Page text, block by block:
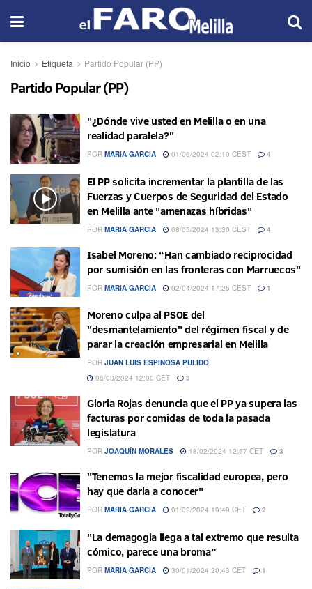
Inicio Etiqueta Partido Popular (PP)
Partido Popular (PP)
"¿Dónde vive usted en Melilla o en una
realidad paralela?"
POR MARIA GARCIA 01/06/2024 02:10 CEST 4
El PP solicita incrementar la plantilla de las
Fuerzas y Cuerpos de Seguridad del Estado
en Melilla ante "amenazas híbridas"
POR MARIA GARCIA 08/05/2024 13:30 CEST 4
Isabel Moreno: “Han cambiado reciprocidad
por sumisión en las fronteras con Marruecos"
POR MARIA GARCIA 02/04/2024 17:25 CEST 1
Moreno culpa al PSOE del
"desmantelamiento" del régimen fiscal y de
parar la creación empresarial en Melilla
POR JUAN LUIS ESPINOSA PULIDO
06/03/2024 12:00 CET
3
Gloria Rojas denuncia que el PP ya supera las
facturas por comidas de toda la pasada
legislatura
POR JOAQUÍN MORALES 18/02/2024 12:57 CET 3
"Tenemos la mejor fiscalidad europea, pero
hay que darla a conocer"
POR MARIA GARCIA 01/02/2024 19:49 CET 2
"La demagogia llega a tal extremo que resulta
cómico, parece una broma”
POR MARIA GARCIA 30/01/2024 20:43 CET 1